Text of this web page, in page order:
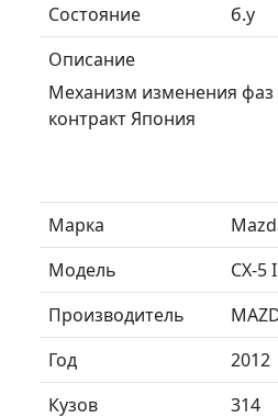
Состояние
б.у
Описание
Механизм изменения
контракт Япония
Марка
Модель
CX-5
Производитель
Год
2012
Кузов
314